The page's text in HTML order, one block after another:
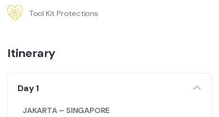
Tool Kit Protections
Itinerary
Day 1
JAKARTA – SINGAPORE